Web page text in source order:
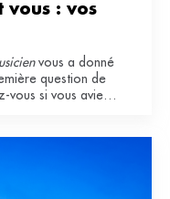
vous : vos
vous a donné
question de
vous si vous aviez